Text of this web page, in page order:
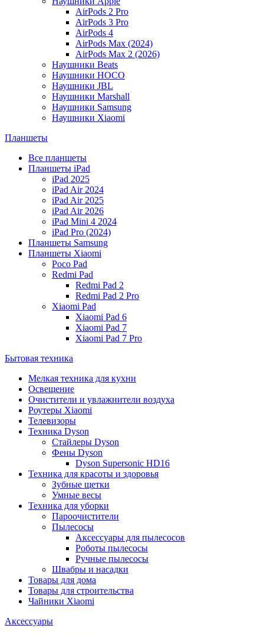
AirPods 2 Pro
AirPods 3 Pro
AirPods 4
AirPods Max (2024)
AirPods Max 2 (2026)
Наушники Beats
Наушники HOCO
Наушники JBL
Наушники Marshall
Наушники Samsung
Наушники Xiaomi
Планшеты
Все планшеты
Планшеты iPad
iPad 2025
iPad Air 2024
iPad Air 2025
iPad Air 2026
iPad Mini 4 2024
iPad Pro (2024)
Планшеты Samsung
Планшеты Xiaomi
Poco Pad
Redmi Pad
Redmi Pad 2
Redmi Pad 2 Pro
Xiaomi Pad
Xiaomi Pad 6
Xiaomi Pad 7
Xiaomi Pad 7 Pro
Бытовая техника
Мелкая техника для кухни
Освещение
Очистители и увлажнители воздуха
Роутеры Xiaomi
Телевизоры
Техника Dyson
Стайлеры Dyson
Фены Dyson
Dyson Supersonic HD16
Техника для красоты и здоровья
Зубные щетки
Умные весы
Техника для уборки
Пароочистители
Пылесосы
Аксессуары для пылесосов
Роботы пылесосы
Ручные пылесосы
Швабры и насадки
Товары для дома
Товары для строительства
Чайники Xiaomi
Аксессуары